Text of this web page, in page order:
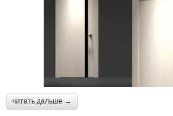
читать дальше →